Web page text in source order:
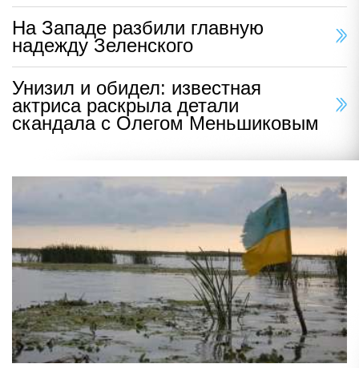
На Западе разбили главную
надежду Зеленского
Унизил и обидел: известная
актриса раскрыла детали
скандала с Олегом Меньшиковым